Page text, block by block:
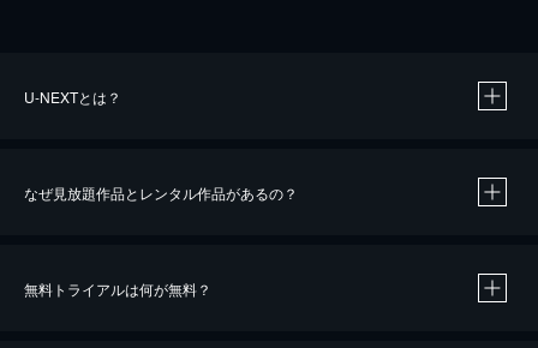
U-NEXTとは？
なぜ見放題作品とレンタル作品があるの？
無料トライアルは何が無料？